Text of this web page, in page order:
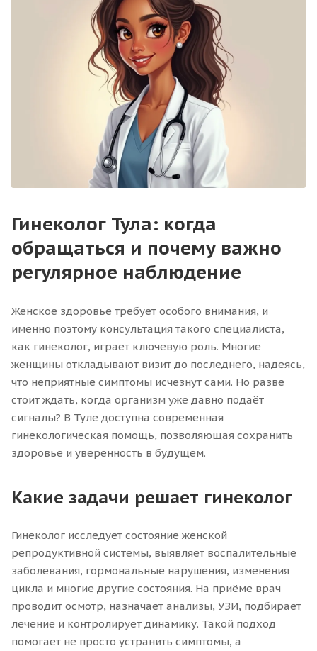
Гинеколог Тула: когда
обращаться и почему важно
регулярное наблюдение
Женское здоровье требует особого внимания, и
именно поэтому консультация такого специалиста,
как гинеколог, играет ключевую роль. Многие
женщины откладывают визит до последнего, надеясь,
что неприятные симптомы исчезнут сами. Но разве
стоит ждать, когда организм уже давно подаёт
сигналы? В Туле доступна современная
гинекологическая помощь, позволяющая сохранить
здоровье и уверенность в будущем.
Какие задачи решает гинеколог
Гинеколог исследует состояние женской
репродуктивной системы, выявляет воспалительные
заболевания, гормональные нарушения, изменения
цикла и многие другие состояния. На приёме врач
проводит осмотр, назначает анализы, УЗИ, подбирает
лечение и контролирует динамику. Такой подход
помогает не просто устранить симптомы, а